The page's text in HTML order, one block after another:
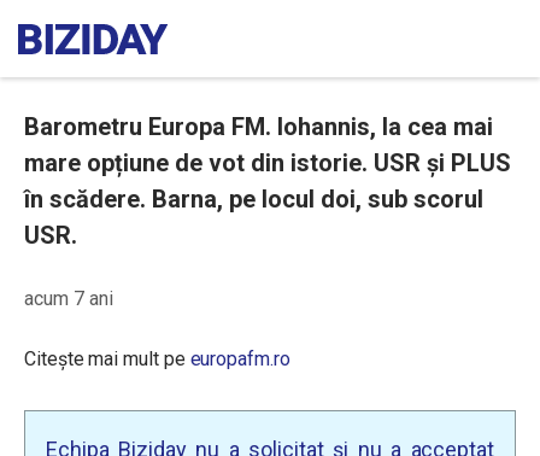
Barometru Europa FM. Iohannis, la cea mai
mare opțiune de vot din istorie. USR și PLUS
în scădere. Barna, pe locul doi, sub scorul
USR.
acum 7 ani
Citește mai mult pe europafm.ro
Echipa Biziday nu a solicitat și nu a acceptat